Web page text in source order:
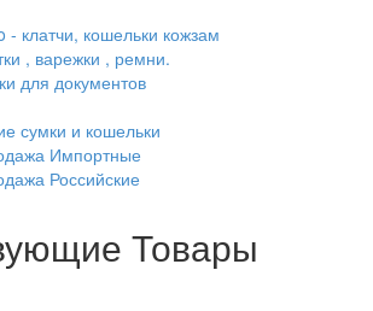
- клатчи, кошельки кожзам
, варежки , ремни.
для документов
сумки и кошельки
Импортные
Российские
Товары